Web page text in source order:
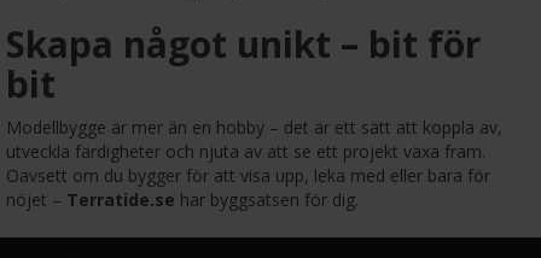
Skapa något unikt – bit för
bit
Modellbygge är mer än en hobby – det är ett sätt att koppla av,
utveckla färdigheter och njuta av att se ett projekt växa fram.
Oavsett om du bygger för att visa upp, leka med eller bara för
nöjet – Terratide.se har byggsatsen för dig.